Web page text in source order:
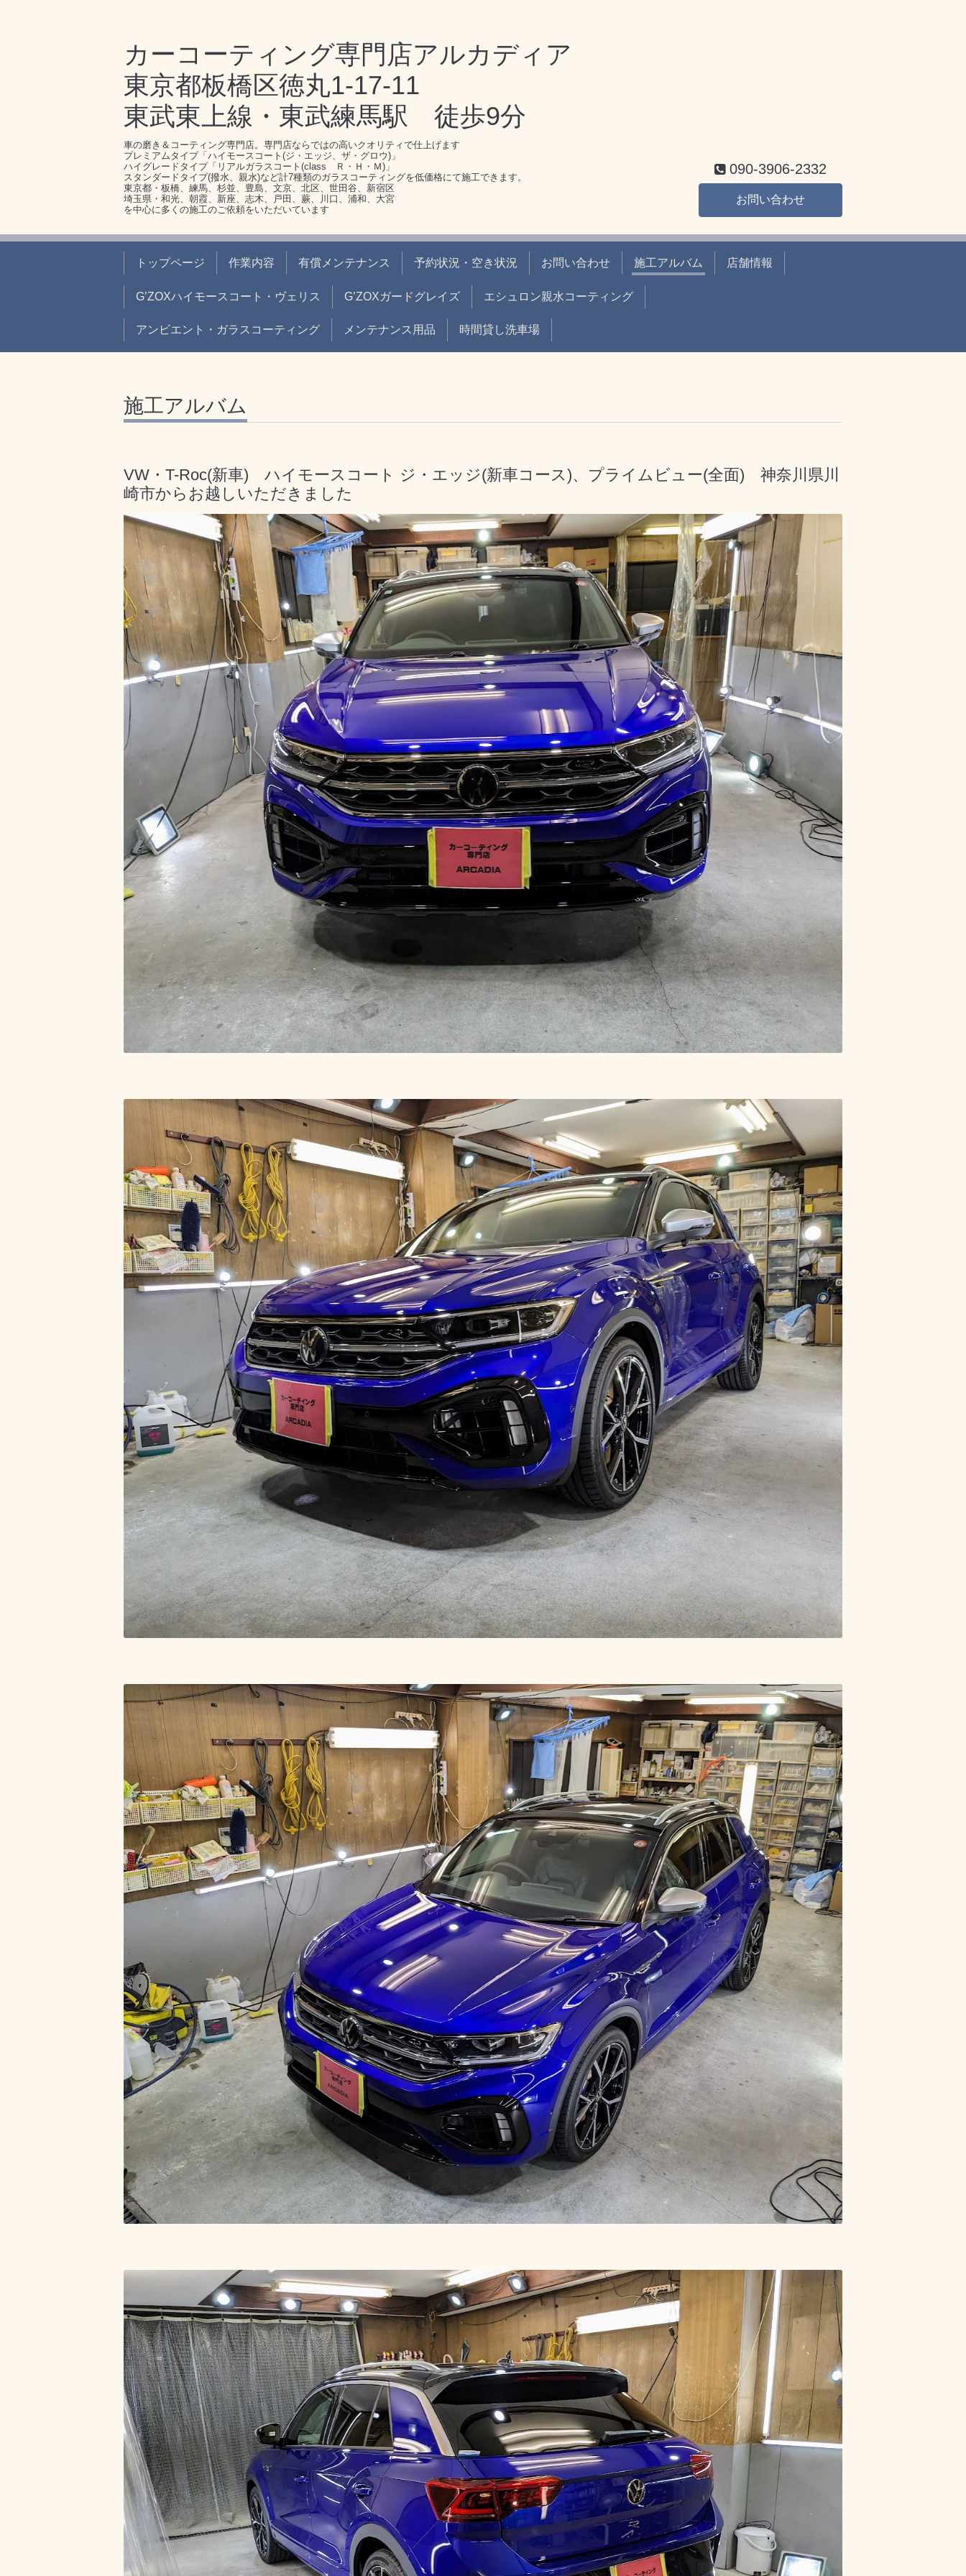
カーコーティング専門店アルカディア
東京都板橋区徳丸1-17-11
東武東上線・東武練馬駅 徒歩9分
車の磨き＆コーティング専門店。専門店ならではの高いクオリティで仕上げます
プレミアムタイプ「ハイモースコート(ジ・エッジ、ザ・グロウ)」
ハイグレードタイプ「リアルガラスコート(class Ｒ・Ｈ・Ｍ)」
スタンダードタイプ(撥水、親水)など計7種類のガラスコーティングを低価格にて施工できます。
東京都・板橋、練馬、杉並、豊島、文京、北区、世田谷、新宿区
埼玉県・和光、朝霞、新座、志木、戸田、蕨、川口、浦和、大宮
を中心に多くの施工のご依頼をいただいています
090-3906-2332
お問い合わせ
トップページ 作業内容 有償メンテナンス 予約状況・空き状況 お問い合わせ 施工アルバム 店舗情報
G’ZOXハイモースコート・ヴェリス G’ZOXガードグレイズ エシュロン親水コーティング
アンビエント・ガラスコーティング メンテナンス用品 時間貸し洗車場
施工アルバム
VW・T-Roc(新車) ハイモースコート ジ・エッジ(新車コース)、プライムビュー(全面) 神奈川県川
崎市からお越しいただきました